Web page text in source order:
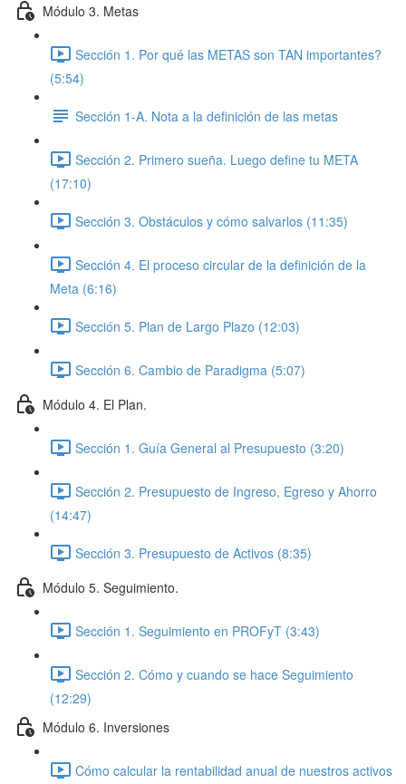
Módulo 3. Metas
Sección 1. Por qué las METAS son TAN importantes?
(5:54)
Sección 1-A. Nota a la definición de las metas
Sección 2. Primero sueña. Luego define tu META
(17:10)
Sección 3. Obstáculos y cómo salvarlos (11:35)
Sección 4. El proceso circular de la definición de la
Meta (6:16)
Sección 5. Plan de Largo Plazo (12:03)
Sección 6. Cambio de Paradigma (5:07)
Módulo 4. El Plan.
Sección 1. Guía General al Presupuesto (3:20)
Sección 2. Presupuesto de Ingreso, Egreso y Ahorro
(14:47)
Sección 3. Presupuesto de Activos (8:35)
Módulo 5. Seguimiento.
Sección 1. Seguimiento en PROFyT (3:43)
Sección 2. Cómo y cuando se hace Seguimiento
(12:29)
Módulo 6. Inversiones
Cómo calcular la rentabilidad anual de nuestros activos